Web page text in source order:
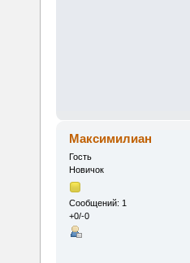
Максимилиан
Гость
Новичок
Сообщений: 1
+0/-0